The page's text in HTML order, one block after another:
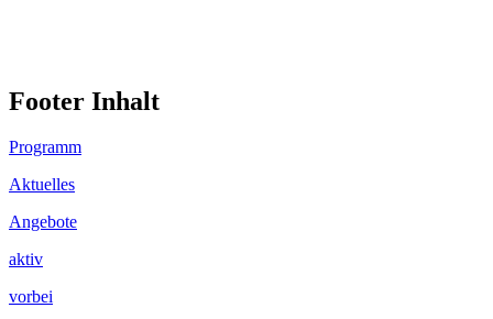
Footer Inhalt
Programm
Aktuelles
Angebote
aktiv
vorbei